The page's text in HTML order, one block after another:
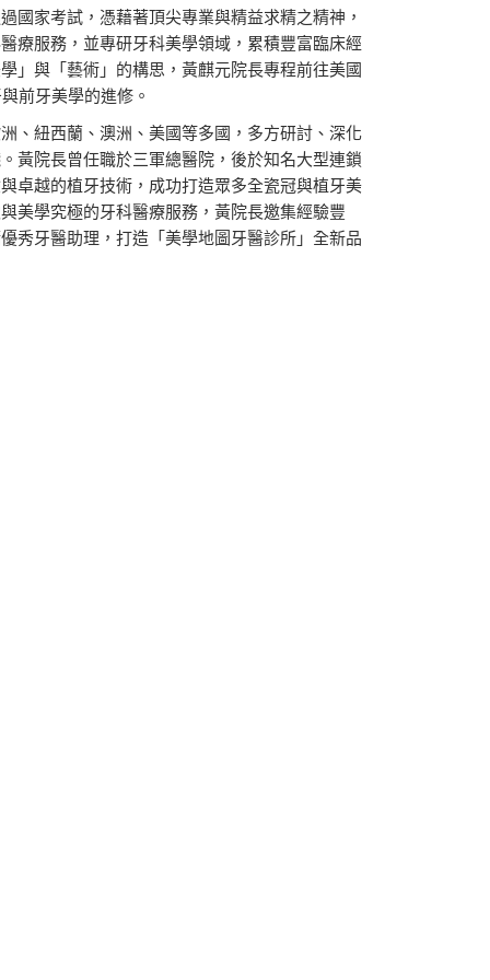
國家考試，憑藉著頂尖專業與精益求精之精神，
療服務，並專研牙科美學領域，累積豐富臨床經
」與「藝術」的構思，黃麒元院長專程前往美國
前牙美學的進修。
、紐西蘭、澳洲、美國等多國，多方研討、深化
黃院長曾任職於三軍總醫院，後於知名大型連鎖
卓越的植牙技術，成功打造眾多全瓷冠與植牙美
美學究極的牙科醫療服務，黃院長邀集經驗豐
秀牙醫助理，打造「美學地圖牙醫診所」全新品